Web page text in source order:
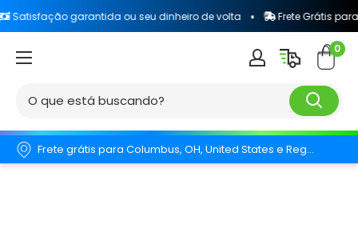
garantida ou seu dinheiro de volta Frete Grátis para todo o
0
Frete grátis para Columbus, OH, United States e Região.